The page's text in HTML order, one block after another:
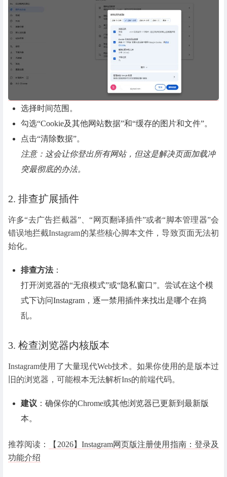
选择时间范围。
勾选“Cookie及其他网站数据”和“缓存的图片和文件”。
点击“清除数据”。
注意：这会让你登出所有网站，但这是解决页面加载冲
突最彻底的办法。
2. 排查扩展插件
许多“去广告拦截器”、“网页翻译插件”或者“脚本管理器”会
错误地拦截Instagram的某些核心脚本文件，导致页面无法初
始化。
排查方法：
打开浏览器的“无痕模式”或“隐私窗口”。尝试在这个模
式下访问Instagram，逐一禁用插件来找出是哪个在捣
乱。
3. 检查浏览器内核版本
Instagram使用了大量现代Web技术。如果你使用的是版本过
旧的浏览器，可能根本无法解析Ins的前端代码。
建议 ：确保你的Chrome或其他浏览器已更新到最新版
本。
推荐阅读：
【2026】Instagram网页版注册使用指南：登录及
功能介绍